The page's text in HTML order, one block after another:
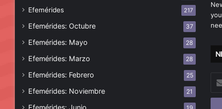
Efemérides 217
Efemérides: Octubre 37
Efemérides: Mayo 28
Efemérides: Marzo 28
Efemérides: Febrero 25
Efemérides: Noviembre 21
Efemérides: Junio